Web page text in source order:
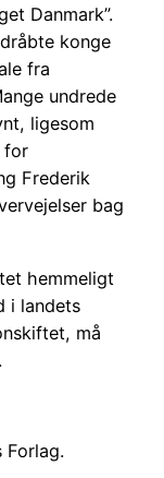
Danmark”.
konge
fra
undrede
ligesom
for
Frederik
bag
hemmeligt
i landets
må